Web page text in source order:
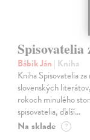
Bábik Ján | Kniha
Kniha Spisovatelia
slovenských
rokoch minulého
spisovatelia, ďalší…
Na sklade ?